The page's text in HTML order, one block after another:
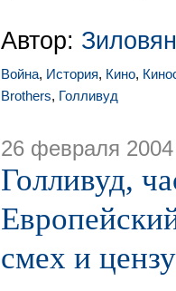
Автор:
Война, История, Кино,
Brothers, Голливуд
26 февраля 2004
Голливуд,
смех и